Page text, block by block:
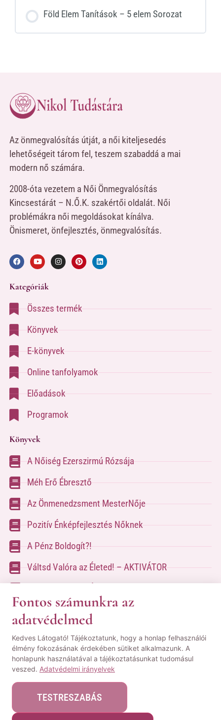
Föld Elem Tanítások – 5 elem Sorozat
Az önmegvalósítás útját, a női kiteljesedés
lehetőségeit tárom fel, teszem szabaddá a mai
modern nő számára.
2008-óta vezetem a Női Önmegvalósítás
Kincsestárát – N.Ő.K. szakértői oldalát. Női
problémákra női megoldásokat kínálva.
Önismeret, önfejlesztés, önmegvalósítás.
Kategóriák
Összes termék
Könyvek
E-könyvek
Online tanfolyamok
Előadások
Programok
Könyvek
A Nőiség Ezerszirmú Rózsája
Méh Erő Ébresztő
Az Önmenedzsment MesterNője
Pozitív Énképfejlesztés Nőknek
A Pénz Boldogít?!
Váltsd Valóra az Életed! – AKTIVÁTOR
A kapcsolatfelvételhez kérlek tölsd ki az űrlapot
aKapcsolat oldalon
© Minden jog fenntartva! | Pozsgai Nikoletta Tudástára.
|ÁSZF|Adatvédelmi Nyilatkozat
Fontos számunkra az
adatvédelmed
Kedves Látogató! Tájékoztatunk, hogy a honlap felhasználói
élmény fokozásának érdekében sütiket alkalmazunk. A
honlapunk használatával a tájékoztatásunkat tudomásul
veszed. Adatvédelmi irányelvek
TESTRESZABÁS